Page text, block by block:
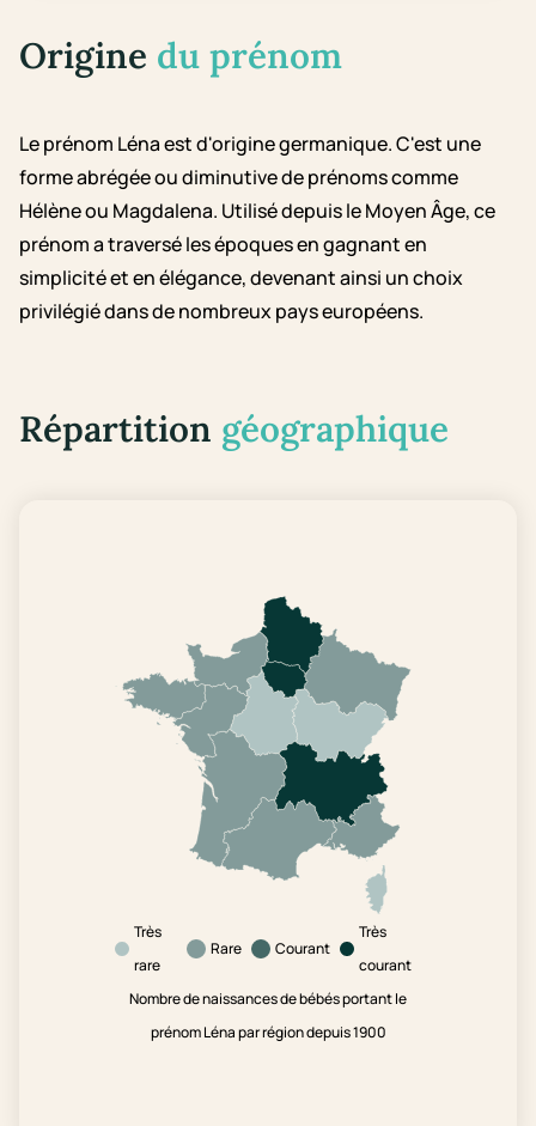
Origine du prénom
Le prénom Léna est d'origine germanique. C'est une
forme abrégée ou diminutive de prénoms comme
Hélène ou Magdalena. Utilisé depuis le Moyen Âge, ce
prénom a traversé les époques en gagnant en
simplicité et en élégance, devenant ainsi un choix
privilégié dans de nombreux pays européens.
Répartition géographique
Très
rare
Rare Courant
Très
courant
Nombre de naissances de bébés portant le
prénom Léna par région depuis 1900